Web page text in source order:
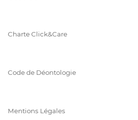
Charte Click&Care
Code de Déontologie
Mentions Légales